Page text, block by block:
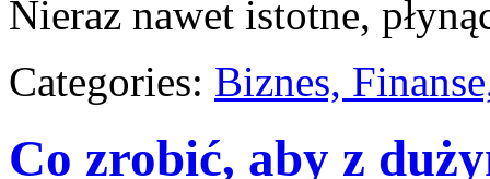
Nieraz nawet istotne,
Categories: Biznes,
Co zrobić, aby z